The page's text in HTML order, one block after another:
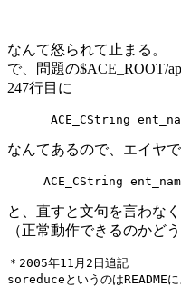
なんて怒られて止まる。
で、問題の$ACE_ROOT/
247行目に
なんてあるので、エイヤで
と、直すと文句を言わなく
（正常動作できるのかど
＊2005年11月2日追記
soreduceというのは